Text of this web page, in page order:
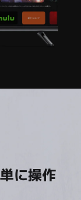
に操作